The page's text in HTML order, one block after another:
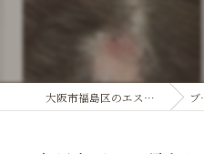
大阪市福島区のエステならbellissimo ブログ